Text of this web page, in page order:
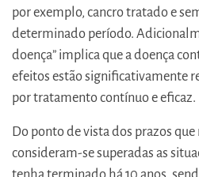
por exemplo, cancro tratado e
determinado período.
doença” implica que a doença
efeitos estão significativamente
por tratamento contínuo e eficaz.
Do ponto de vista dos prazos
consideram-se superadas as